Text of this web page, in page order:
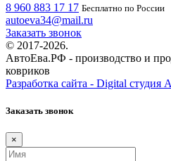
8 960 883 17 17 Бесплатно по России
autoeva34@mail.ru
Заказать звонок
© 2017-2026.
АвтоЕва.РФ - производство и
ковриков
Разработка сайта - Digital студия
Заказать звонок
×